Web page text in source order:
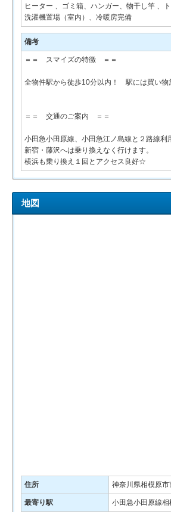
ヒーター 、ゴミ箱、ハンガー、物干し竿 、
洗濯機置場（室内）、冷暖房完備
備考
＝＝ スマイズの特徴 ＝＝
全物件駅から徒歩10分以内！ 駅には買い物
＝＝ 交通のご案内 ＝＝
小田急小田原線、小田急江ノ島線と２路線利
新宿・藤沢へは乗り換えなく行けます。
横浜も乗り換え１回とアクセス良好☆
地図
住所 神奈川県相模原
最寄り駅 小田急小田原線